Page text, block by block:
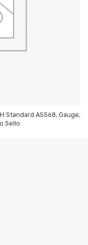
Standard AS568, Gauge,
Sello